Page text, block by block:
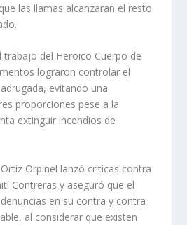
las llamas alcanzaran el resto
del Heroico Cuerpo de
lograron controlar el
evitando una
proporciones pese a la
extinguir incendios de
Orpinel lanzó críticas contra
Contreras y aseguró que el
en su contra y contra
al considerar que existen